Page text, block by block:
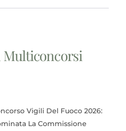
Multiconcorsi
Vigili Del Fuoco 2026:
La Commissione